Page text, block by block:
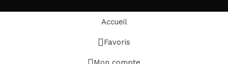
Accueil
Favoris